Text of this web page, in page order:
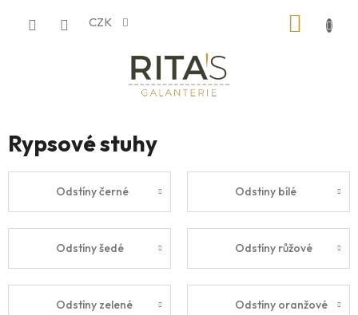
CZK
Rypsové stuhy
Odstíny černé Odstiny bílé
Odstíny šedé Odstíny růžové
Odstíny zelené Odstíny oranžové